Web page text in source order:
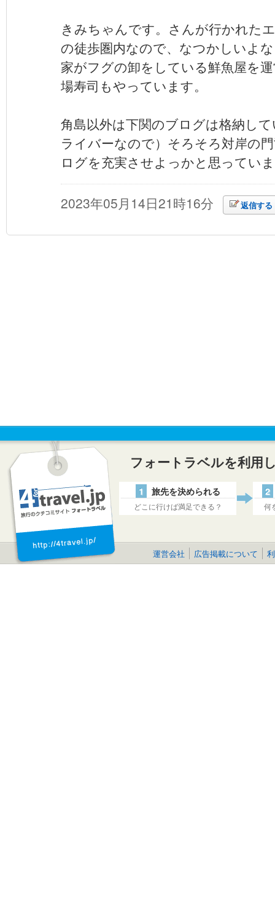
きみちゃんです。さんが行かれた
の徒歩圏内なので、なつかしいよ
家がフグの卸をしている鮮魚屋を
場寿司もやっています。
角島以外は下関のブログは格納し
ライバーなので）そろそろ対岸の
ログを充実させよっかと思ってい
2023年05月14日21時16分 返信する
フォートラベルを利用
1 旅先を決められる
どこに行けば満足できる？
2
何
運営会社 広告掲載について